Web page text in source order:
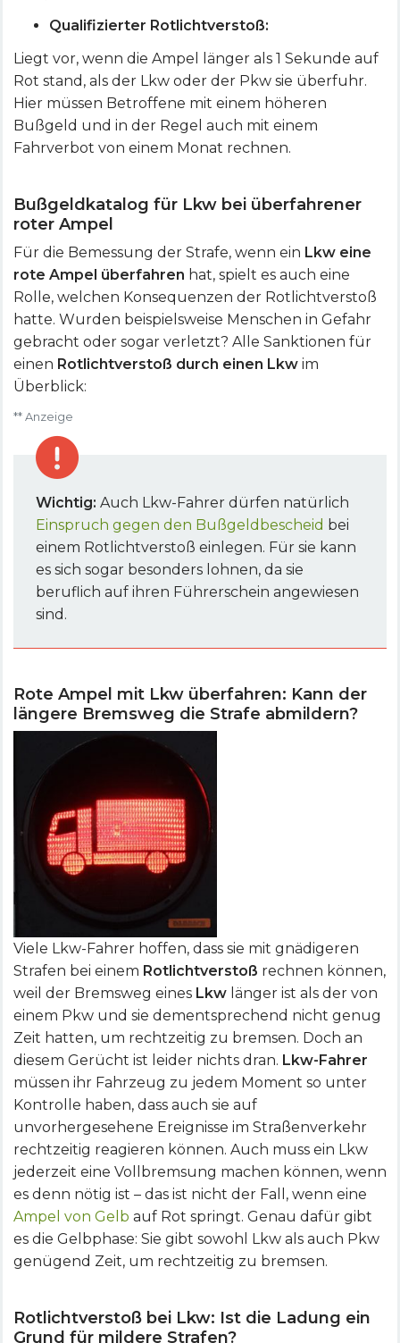
Qualifizierter Rotlichtverstoß:
Liegt vor, wenn die Ampel länger als 1 Sekunde auf
Rot stand, als der Lkw oder der Pkw sie überfuhr.
Hier müssen Betroffene mit einem höheren
Bußgeld und in der Regel auch mit einem
Fahrverbot von einem Monat rechnen.
Bußgeldkatalog für Lkw bei überfahrener
roter Ampel
Für die Bemessung der Strafe, wenn ein Lkw eine
rote Ampel überfahren hat, spielt es auch eine
Rolle, welchen Konsequenzen der Rotlichtverstoß
hatte. Wurden beispielsweise Menschen in Gefahr
gebracht oder sogar verletzt? Alle Sanktionen für
einen Rotlichtverstoß durch einen Lkw im
Überblick:
** Anzeige
Wichtig: Auch Lkw-Fahrer dürfen natürlich
Einspruch gegen den Bußgeldbescheid bei
einem Rotlichtverstoß einlegen. Für sie kann
es sich sogar besonders lohnen, da sie
beruflich auf ihren Führerschein angewiesen
sind.
Rote Ampel mit Lkw überfahren: Kann der
längere Bremsweg die Strafe abmildern?
Viele Lkw-Fahrer hoffen, dass sie mit gnädigeren
Strafen bei einem Rotlichtverstoß rechnen können,
weil der Bremsweg eines Lkw länger ist als der von
einem Pkw und sie dementsprechend nicht genug
Zeit hatten, um rechtzeitig zu bremsen. Doch an
diesem Gerücht ist leider nichts dran. Lkw-Fahrer
müssen ihr Fahrzeug zu jedem Moment so unter
Kontrolle haben, dass auch sie auf
unvorhergesehene Ereignisse im Straßenverkehr
rechtzeitig reagieren können. Auch muss ein Lkw
jederzeit eine Vollbremsung machen können, wenn
es denn nötig ist – das ist nicht der Fall, wenn eine
Ampel von Gelb auf Rot springt. Genau dafür gibt
es die Gelbphase: Sie gibt sowohl Lkw als auch Pkw
genügend Zeit, um rechtzeitig zu bremsen.
Rotlichtverstoß bei Lkw: Ist die Ladung ein
Grund für mildere Strafen?